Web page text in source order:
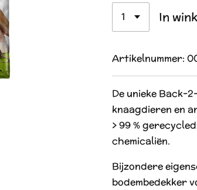
In
Artikelnummer:
De unieke Back-
knaagdieren en
> 99 %
chemicaliën.
Bijzondere
bodembedekker